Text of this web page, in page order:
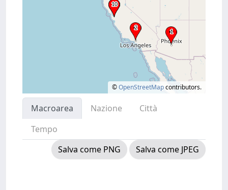
©OpenStreetMapcontributors.
Macroarea Nazione
Città
Tempo
Salva come PNG
Salva come JPEG